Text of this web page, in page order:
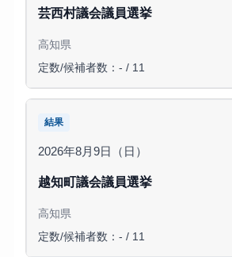
芸西村議会議員選挙
高知県
定数/候補者数：- / 11
結果
2026年8月9日（日）
越知町議会議員選挙
高知県
定数/候補者数：- / 11